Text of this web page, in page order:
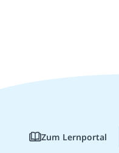
Zum Lernportal